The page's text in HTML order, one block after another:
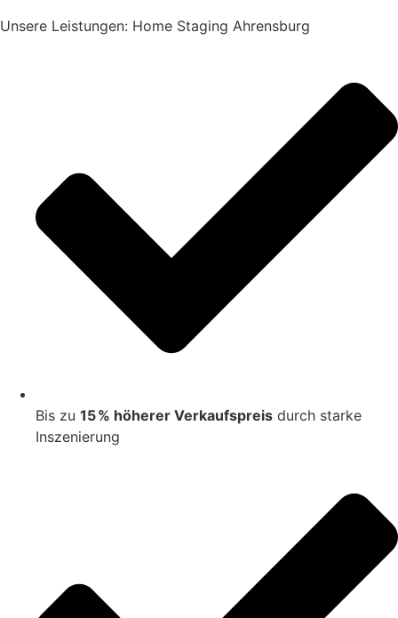
Unsere Leistungen: Home Staging Ahrensburg
Bis zu 15 % höherer Verkaufspreis durch starke
Inszenierung